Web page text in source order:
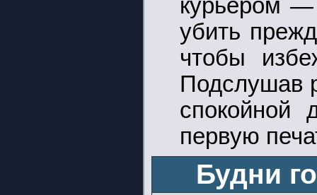
курьером —
убить
чтобы
Подслушав
спокойной
первую
Будни